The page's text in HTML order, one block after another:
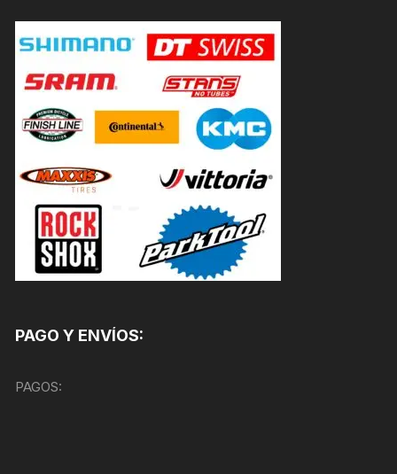
PAGO Y ENVÍOS:
PAGOS: